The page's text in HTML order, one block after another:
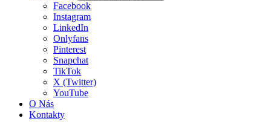
Facebook
Instagram
LinkedIn
Onlyfans
Pinterest
Snapchat
TikTok
X (Twitter)
YouTube
O Nás
Kontakty